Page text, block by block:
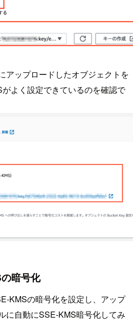
アップロードしたオブジェクトを
よく設定できているのを確認で
暗号化
KMSの暗号化を設定し、アップ
に自動にSSE-KMS暗号化してみ